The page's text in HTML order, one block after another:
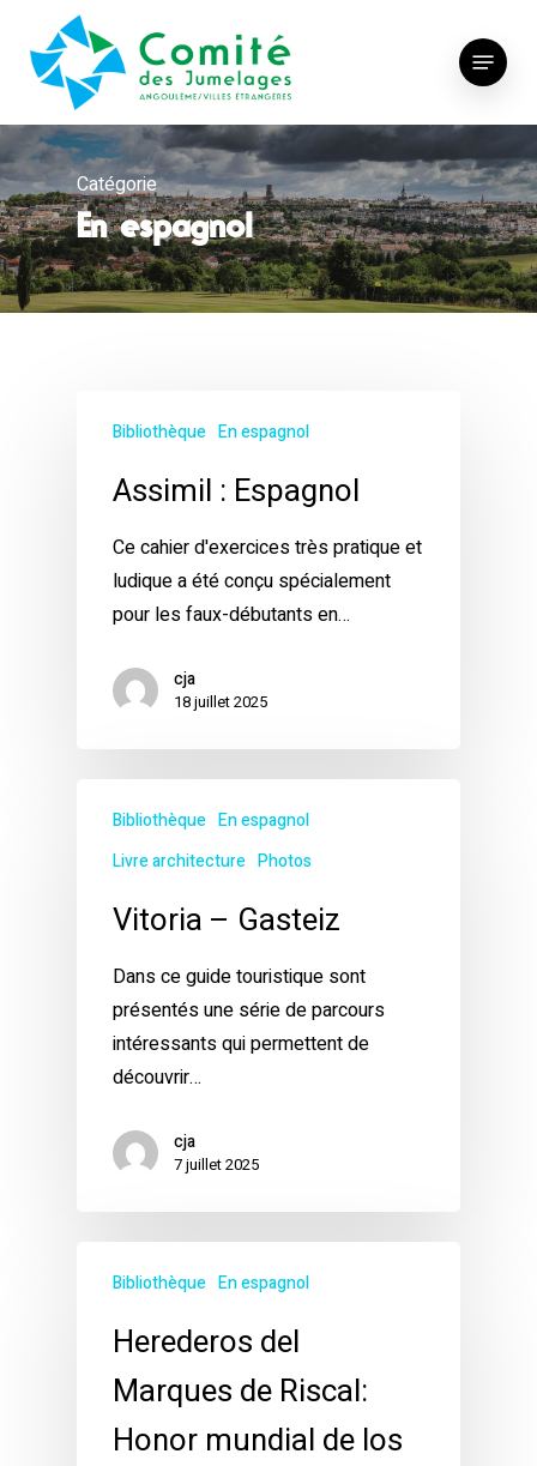
main
Menu
Catégorie
En espagnol
Bibliothèque En espagnol
Assimil : Espagnol
Ce cahier d'exercices très pratique et
ludique a été conçu spécialement
pour les faux-débutants en…
cja
18 juillet 2025
Bibliothèque En espagnol
Livre architecture Photos
Vitoria – Gasteiz
Dans ce guide touristique sont
présentés une série de parcours
intéressants qui permettent de
découvrir…
cja
7 juillet 2025
Bibliothèque En espagnol
Herederos del
Marques de Riscal:
Honor mundial de los